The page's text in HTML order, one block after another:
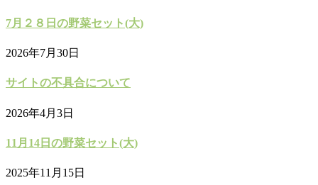
7月２８日の野菜セット(大)
2026年7月30日
サイトの不具合について
2026年4月3日
11月14日の野菜セット(大)
2025年11月15日